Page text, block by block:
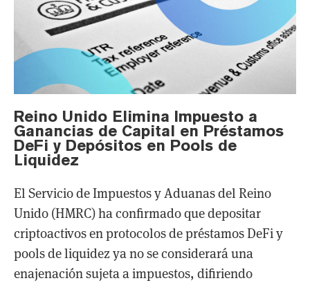
Reino Unido Elimina Impuesto a
Ganancias de Capital en Préstamos
DeFi y Depósitos en Pools de
Liquidez
El Servicio de Impuestos y Aduanas del Reino
Unido (HMRC) ha confirmado que depositar
criptoactivos en protocolos de préstamos DeFi y
pools de liquidez ya no se considerará una
enajenación sujeta a impuestos, difiriendo